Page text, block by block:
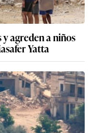
agreden a niños
Yatta